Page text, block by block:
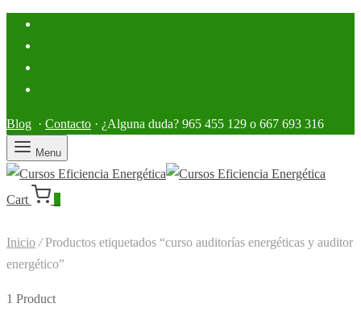
Blog · Contacto · ¿Alguna duda? 965 455 129 o 667 693 316
Menu
Cart
Inicio /Productos etiquetados “curso auditorías energéticas y auditor
energético”
1 Product